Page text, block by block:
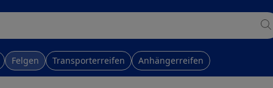
Felgen Transporterreifen Anhängerreifen